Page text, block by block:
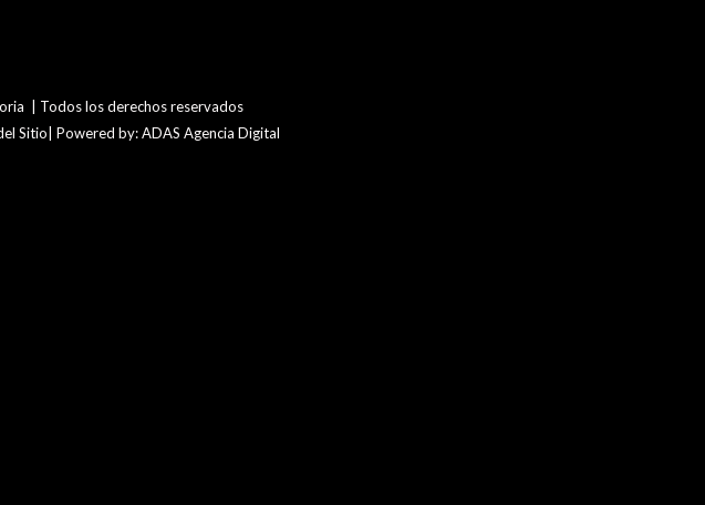
| Todos los derechos reservados
Sitio| Powered by: ADAS Agencia Digital